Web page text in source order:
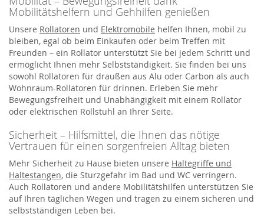
Mobilitätshelfern und Gehhilfen genießen
Unsere Rollatoren und Elektromobile helfen Ihnen, mobil zu
bleiben, egal ob beim Einkaufen oder beim Treffen mit
Freunden – ein Rollator unterstützt Sie bei jedem Schritt und
ermöglicht Ihnen mehr Selbstständigkeit. Sie finden bei uns
sowohl Rollatoren für draußen aus Alu oder Carbon als auch
Wohnraum-Rollatoren für drinnen. Erleben Sie mehr
Bewegungsfreiheit und Unabhängigkeit mit einem Rollator
oder elektrischen Rollstuhl an Ihrer Seite.
Sicherheit – Hilfsmittel, die Ihnen das nötige
Vertrauen für einen sorgenfreien Alltag bieten
Mehr Sicherheit zu Hause bieten unsere Haltegriffe und
Haltestangen, die Sturzgefahr im Bad und WC verringern.
Auch Rollatoren und andere Mobilitätshilfen unterstützen Sie
auf Ihren täglichen Wegen und tragen zu einem sicheren und
selbstständigen Leben bei.